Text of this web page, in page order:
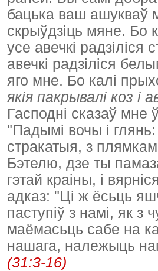
бацька ваш ашукваў
скрыўдзіць мяне. Бо
усе авечкі
авечкі радзіліся
яго мне. Бо калі
якія пакрывалі коз і
Гасподні сказаў
"Падымі вочы і
стракатыя, з
Бэтелю, дзе ты
гэтай краіны, і
адказ: "Ці ж ёсьць
паступіў з намі, як з
маёмасьць сабе на
нашага, належыць
(31:3-16)